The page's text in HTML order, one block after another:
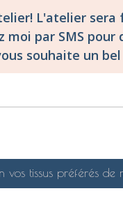
L'atelier
moi par SMS
souhaite un
vos tissus préférés